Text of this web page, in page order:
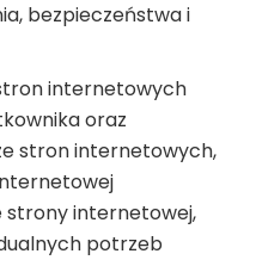
bezpieczeństwa i
internetowych
oraz
stron internetowych,
strony internetowej,
potrzeb